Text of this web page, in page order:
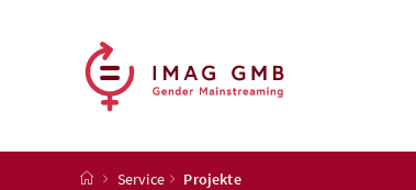
Startseite
Service Projekte